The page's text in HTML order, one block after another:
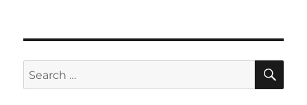
Search
for: